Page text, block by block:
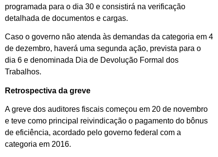
programada para o dia 30 e consistirá na verificação
detalhada de documentos e cargas.
Caso o governo não atenda às demandas da categoria em 4
de dezembro, haverá uma segunda ação, prevista para o
dia 6 e denominada Dia de Devolução Formal dos
Trabalhos.
Retrospectiva da greve
A greve dos auditores fiscais começou em 20 de novembro
e teve como principal reivindicação o pagamento do bônus
de eficiência, acordado pelo governo federal com a
categoria em 2016.